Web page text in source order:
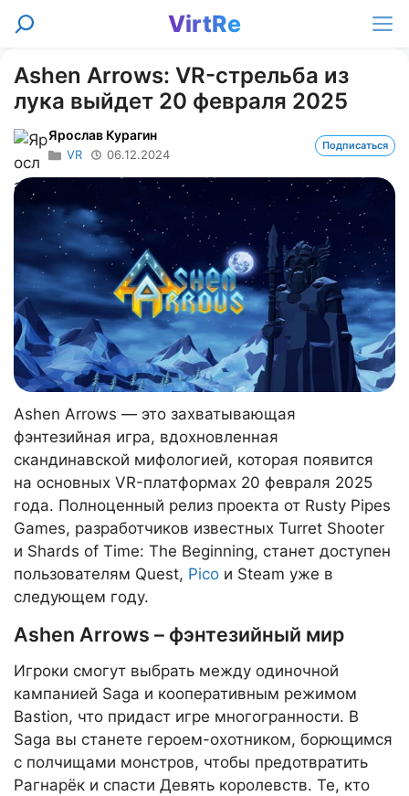
Перейти
VirtRe
Поиск
Ashen Arrows: VR-стрельба из
лука выйдет 20 февраля 2025
Ярослав Курагин
VR 06.12.2024
Подписаться
Ashen Arrows — это захватывающая
фэнтезийная игра, вдохновленная
скандинавской мифологией, которая появится
на основных VR-платформах 20 февраля 2025
года. Полноценный релиз проекта от Rusty Pipes
Games, разработчиков известных Turret Shooter
и Shards of Time: The Beginning, станет доступен
пользователям Quest, Pico и Steam уже в
следующем году.
Ashen Arrows – фэнтезийный мир
Игроки смогут выбрать между одиночной
кампанией Saga и кооперативным режимом
Bastion, что придаст игре многогранности. В
Saga вы станете героем-охотником, борющимся
с полчищами монстров, чтобы предотвратить
Рагнарёк и спасти Девять королевств. Те, кто